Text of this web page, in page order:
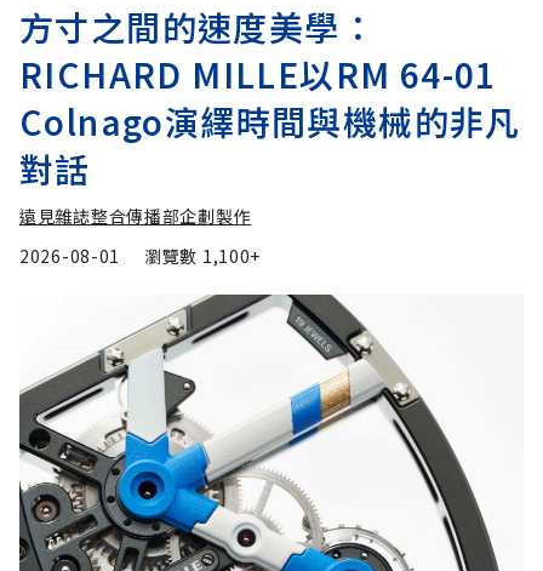
方寸之間的速度美學：
RICHARD MILLE以RM 64-01
Colnago演繹時間與機械的非凡
對話
遠見雜誌整合傳播部企劃製作
2026-08-01
瀏覽數 1,100+